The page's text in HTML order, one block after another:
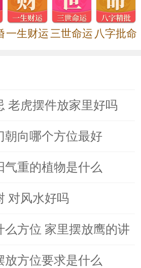
一生财运三世命运 八字批命
老虎摆件放家里好吗
朝向哪个方位最好
气重的植物是什么
对风水好吗
么方位 家里摆放鹰的讲
放方位要求是什么